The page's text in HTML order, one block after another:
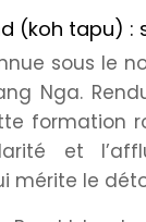
(koh tapu) :
sous le
Nga.
formation
et
mérite le